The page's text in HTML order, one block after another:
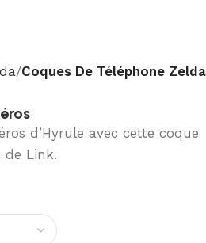
Coques De Téléphone Zelda
d’Hyrule avec cette coque
de Link.